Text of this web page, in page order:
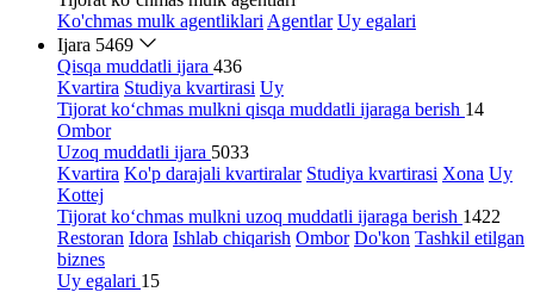
Ko'chmas mulk agentliklari Agentlar Uy egalari
Ijara 5469
Qisqa muddatli ijara 436
Kvartira Studiya kvartirasi Uy
Tijorat ko‘chmas mulkni qisqa muddatli ijaraga berish 14
Ombor
Uzoq muddatli ijara 5033
Kvartira Ko'p darajali kvartiralar Studiya kvartirasi Xona Uy
Kottej
Tijorat ko‘chmas mulkni uzoq muddatli ijaraga berish 1422
Restoran Idora Ishlab chiqarish Ombor Do'kon Tashkil etilgan
biznes
Uy egalari 15